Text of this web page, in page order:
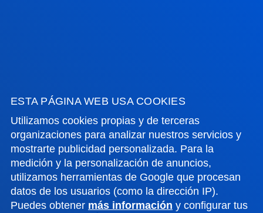
ESTA PÁGINA WEB USA COOKIES
Utilizamos cookies propias y de terceras
organizaciones para analizar nuestros servicios y
mostrarte publicidad personalizada. Para la
medición y la personalización de anuncios,
utilizamos herramientas de Google que procesan
datos de los usuarios (como la dirección IP).
Puedes obtener más información y configurar tus
Contacto
Sede Vitoria
Conoce la sede
+34 945 010 114
Contacto
Sede Madrid